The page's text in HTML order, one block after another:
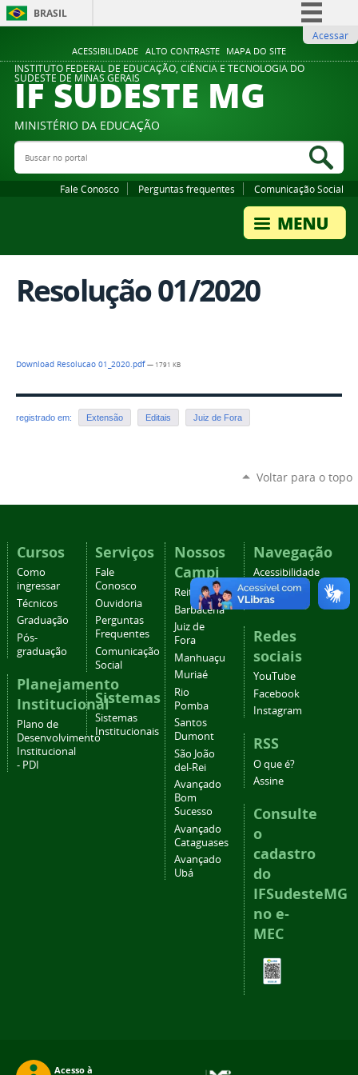
ACESSIBILIDADE ALTO CONTRASTE MAPA DO SITE
BRASIL
Comunica BR
Participe
Legislação
Acessar
INSTITUTO FEDERAL DE EDUCAÇÃO, CIÊNCIA E TECNOLOGIA DO
SUDESTE DE MINAS GERAIS
IF SUDESTE MG
MINISTÉRIO DA EDUCAÇÃO
Buscar no portal
Fale Conosco Perguntas frequentes Comunicação Social
Resolução 01/2020
Download Resolucao 01_2020.pdf— 1791 KB
registrado em: Extensão Editais Juiz de Fora
Voltar para o topo
Cursos
Como
ingressar
Técnicos
Graduação
Pós-
graduação
Planejamento
Institucional
Plano de
Desenvolvimento
Institucional
- PDI
Serviços
Fale
Conosco
Ouvidoria
Perguntas
Frequentes
Comunicação
Social
Sistemas
Sistemas
Institucionais
Nossos
Campi
Reitoria
Barbacena
Juiz de
Fora
Manhuaçu
Muriaé
Rio
Pomba
Santos
Dumont
São João
del-Rei
Avançado
Bom
Sucesso
Avançado
Cataguases
Avançado
Ubá
Navegação
Acessibilidade
Mapa do
site
Redes
sociais
YouTube
Facebook
Instagram
RSS
O que é?
Assine
Consulte
o
cadastro
do
IFSudesteMG
no e-
MEC